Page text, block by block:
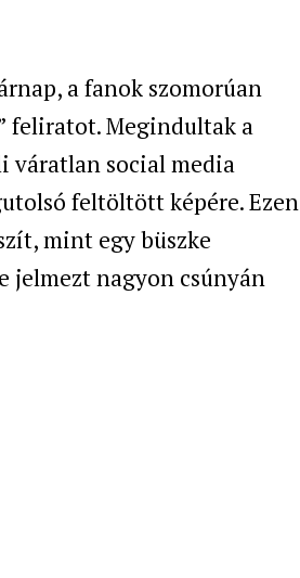
a fanok szomorúan
feliratot. Megindultak a
váratlan social media
feltöltött képére. Ezen
mint egy büszke
jelmezt nagyon csúnyán